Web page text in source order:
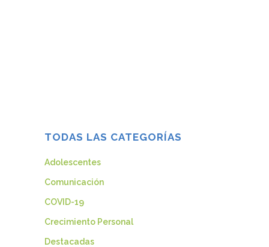
TODAS LAS CATEGORÍAS
Adolescentes
Comunicación
COVID-19
Crecimiento Personal
Destacadas